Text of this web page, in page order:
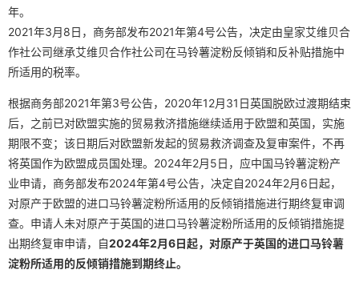
年。
2021年3月8日，商务部发布2021年第4号公告，决定由皇家艾维贝合
作社公司继承艾维贝合作社公司在马铃薯淀粉反倾销和反补贴措施中
所适用的税率。
根据商务部2021年第3号公告，2020年12月31日英国脱欧过渡期结束
后，之前已对欧盟实施的贸易救济措施继续适用于欧盟和英国，实施
期限不变；该日期后对欧盟新发起的贸易救济调查及复审案件，不再
将英国作为欧盟成员国处理。2024年2月5日，应中国马铃薯淀粉产
业申请，商务部发布2024年第4号公告，决定自2024年2月6日起，
对原产于欧盟的进口马铃薯淀粉所适用的反倾销措施进行期终复审调
查。申请人未对原产于英国的进口马铃薯淀粉所适用的反倾销措施提
出期终复审申请，自2024年2月6日起，对原产于英国的进口马铃薯
淀粉所适用的反倾销措施到期终止。